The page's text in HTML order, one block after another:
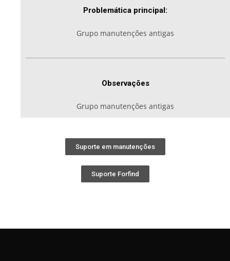
Problemática principal:
Grupo manutenções antigas
Observações
Grupo manutenções antigas
Suporte em manutenções
Suporte Forfind